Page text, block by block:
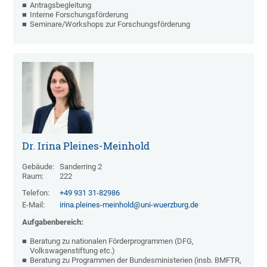
Antragsbegleitung
Interne Forschungsförderung
Seminare/Workshops zur Forschungsförderung
Dr. Irina Pleines-Meinhold
Gebäude: Sanderring 2
Raum:
222
Telefon:
+49 931 31-82986
E-Mail:
irina.pleines-meinhold@uni-wuerzburg.de
Aufgabenbereich:
Beratung zu nationalen Förderprogrammen (DFG,
Volkswagenstiftung etc.)
Beratung zu Programmen der Bundesministerien (insb. BMFTR,